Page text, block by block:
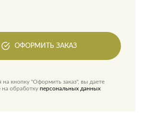
ОФОРМИТЬ ЗАКАЗ
кнопку "Оформить заказ", вы даете
на обработку персональных данных